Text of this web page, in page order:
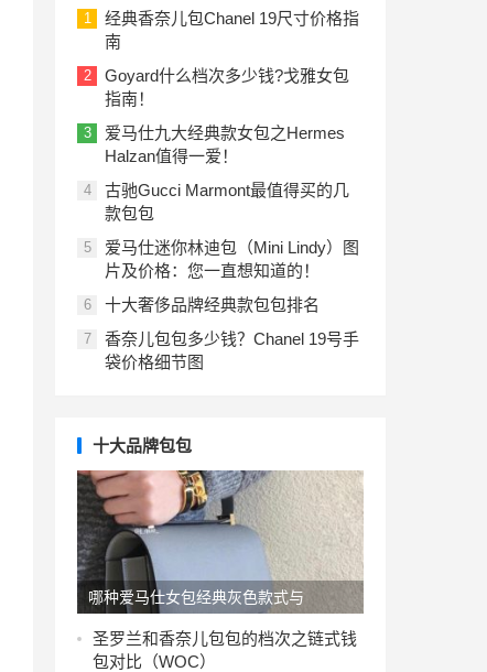
Kelly）包包价格一览表：美国与欧洲
1
经典香奈儿包Chanel 19尺寸价格指
南
2
Goyard什么档次多少钱?戈雅女包
指南！
3
爱马仕九大经典款女包之Hermes
Halzan值得一爱！
4
古驰Gucci Marmont最值得买的几
款包包
5
爱马仕迷你林迪包（Mini Lindy）图
片及价格：您一直想知道的！
6 十大奢侈品牌经典款包包排名
7
香奈儿包包多少钱？Chanel 19号手
袋价格细节图
十大品牌包包
哪种爱马仕女包经典灰色款式与
Pantone2021年度色彩相匹配？
圣罗兰和香奈儿包包的档次之链式钱
包对比（WOC）